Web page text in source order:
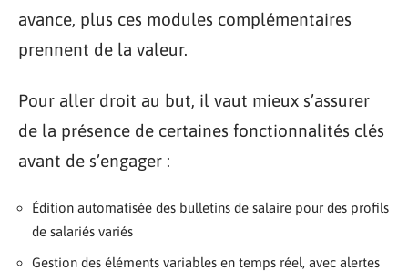
avance, plus ces modules complémentaires
prennent de la valeur.
Pour aller droit au but, il vaut mieux s’assurer
de la présence de certaines fonctionnalités clés
avant de s’engager :
Édition automatisée des bulletins de salaire pour des profils
de salariés variés
Gestion des éléments variables en temps réel, avec alertes